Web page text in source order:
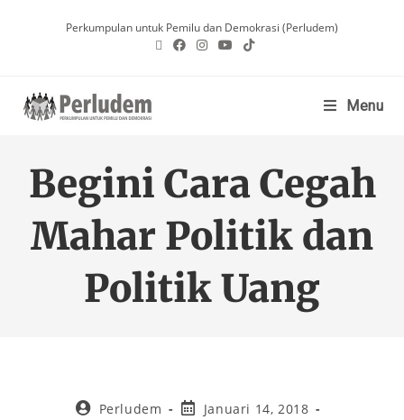
Perkumpulan untuk Pemilu dan Demokrasi (Perludem)
Menu
Begini Cara Cegah
Mahar Politik dan
Politik Uang
Perludem
Januari 14, 2018